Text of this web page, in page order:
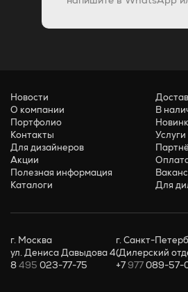
Новости
О компании
Портфолио
Контакты
Для дизайнеров
Акции
Полезная информация
Каталоги
В
Услуги
Для
г. Москва
ул. Дениса Давыдова 4
8495 023-77-75
г. Санкт-
(Дилерский
+7977089-57-